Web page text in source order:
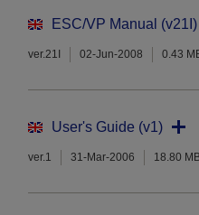
ESC/VP Manual (v21I)
ver.21I 02-Jun-2008 0.43
User's Guide (v1)
ver.1 31-Mar-2006 18.80